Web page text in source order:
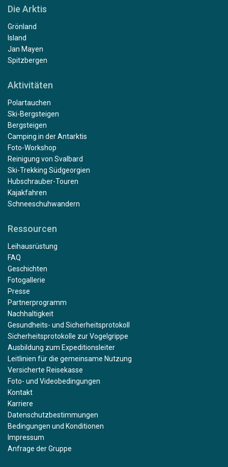
Die Arktis
Grönland
Island
Jan Mayen
Spitzbergen
Aktivitäten
Polartauchen
Ski-Bergsteigen
Bergsteigen
Camping in der Antarktis
Foto-Workshop
Reinigung von Svalbard
Ski-Trekking Südgeorgien
Hubschrauber-Touren
Kajakfahren
Schneeschuhwandern
Ressourcen
Leihausrüstung
FAQ
Geschichten
Fotogallerie
Presse
Partnerprogramm
Nachhaltigkeit
Gesundheits- und Sicherheitsprotokoll
Sicherheitsprotokolle zur Vogelgrippe
Ausbildung zum Expeditionsleiter
Leitlinien für die gemeinsame Nutzung
Versicherte Reisekasse
Foto- und Videobedingungen
Kontakt
Karriere
Datenschutzbestimmungen
Bedingungen und Konditionen
Impressum
Anfrage der Gruppe